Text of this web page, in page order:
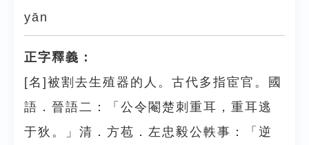
yān
正字釋義：
[名]被割去生殖器的人。古代多指宦官。國
語．晉語二：「公令閹楚刺重耳，重耳逃
于狄。」清．方苞．左忠毅公軼事：「逆